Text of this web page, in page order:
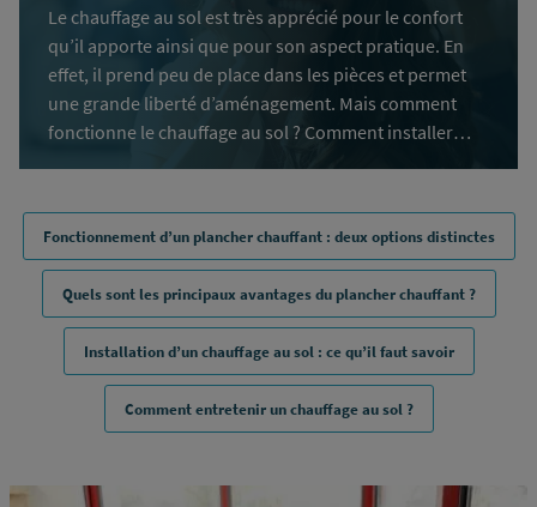
Le chauffage au sol est très apprécié pour le confort
qu’il apporte ainsi que pour son aspect pratique. En
effet, il prend peu de place dans les pièces et permet
une grande liberté d’aménagement. Mais comment
fonctionne le chauffage au sol ? Comment installer
Fonctionnement d’un plancher chauffant : deux options distinctes
Quels sont les principaux avantages du plancher chauffant ?
Installation d’un chauffage au sol : ce qu’il faut savoir
Comment entretenir un chauffage au sol ?